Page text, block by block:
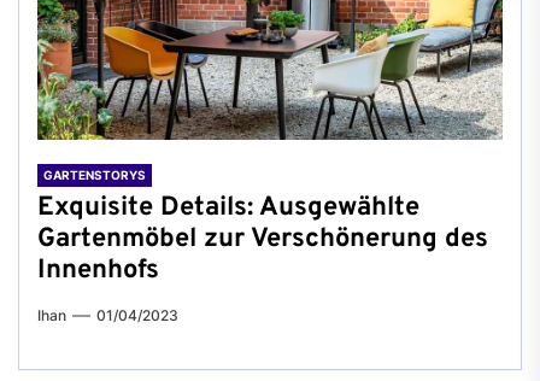
GARTENSTORYS
Exquisite Details: Ausgewählte
Gartenmöbel zur Verschönerung des
Innenhofs
Ihan 01/04/2023